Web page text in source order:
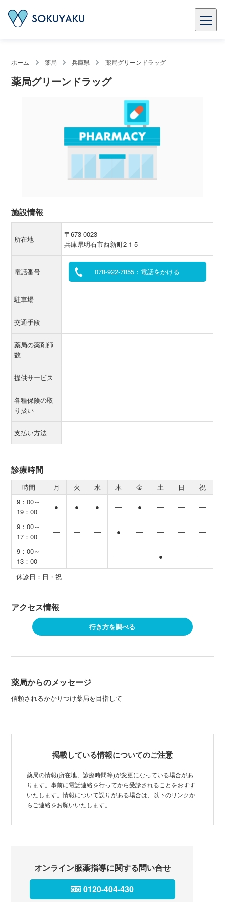
ホーム 薬局 兵庫県 薬局グリーンドラッグ
薬局グリーンドラッグ
施設情報
所在地
〒673-0023
兵庫県明石市西新町2-1-5
電話番号 078-922-7855：電話をかける
駐車場
交通手段
薬局の薬剤師
数
提供サービス
各種保険の取
り扱い
支払い方法
診療時間
時間 月 火 水 木 金 土 日
祝
9：00～
19：00
● ● ● ― ● ― ― ―
9：00～
17：00
― ― ― ● ― ― ― ―
9：00～
13：00
― ― ― ― ― ● ― ―
休診日：日・祝
アクセス情報
行き方を調べる
薬局からのメッセージ
信頼されるかかりつけ薬局を目指して
掲載している情報についてのご注意
薬局の情報(所在地、診療時間等)が変更になっている場合があ
ります。事前に電話連絡を行ってから受診されることをおすす
いたします。情報について誤りがある場合は、以下のリンクか
らご連絡をお願いいたします。
オンライン服薬指導に関する問い合せ
0120-404-430